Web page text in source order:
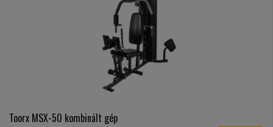
Toorx MSX-50 kombinált gép